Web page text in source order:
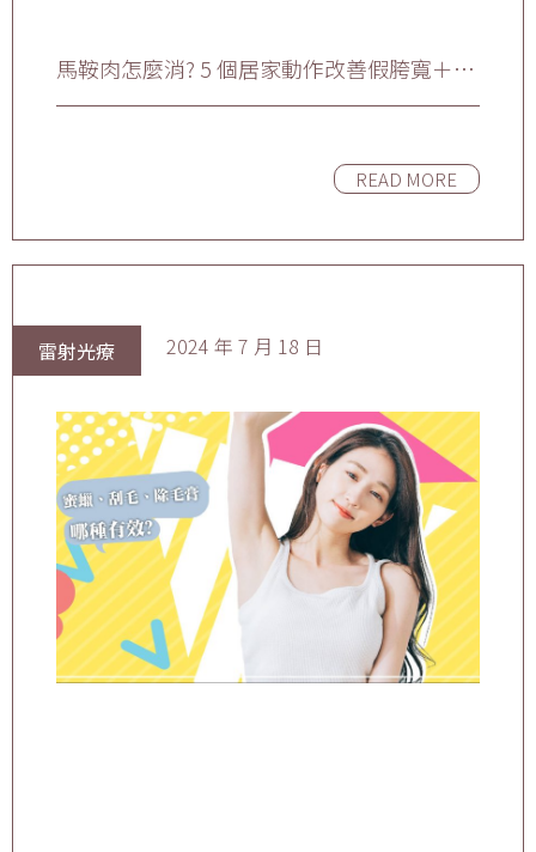
馬鞍肉怎麼消? 5 個居家動作改善假胯寬＋醫
READ MORE
雷射光療 2024 年 7 月 18 日